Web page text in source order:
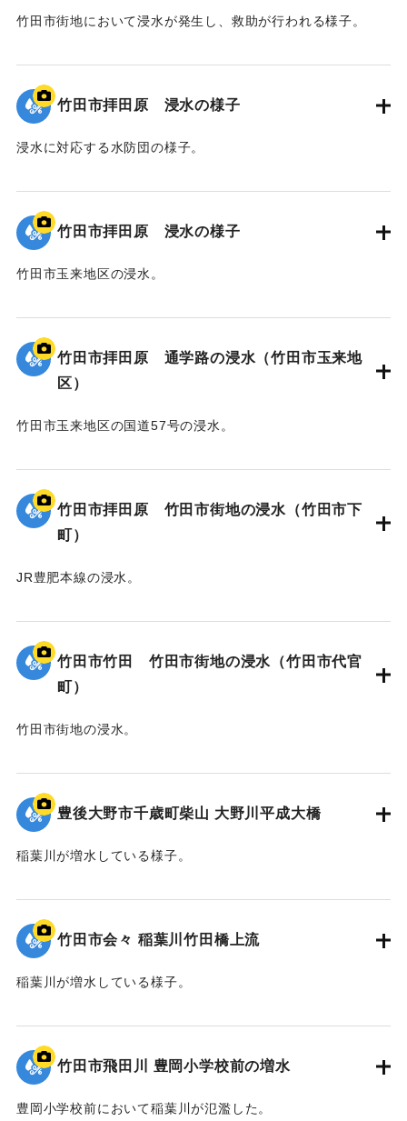
竹田市街地において浸水が発生し、救助が行われる様子。
｜固有コード:00990074
竹田市拝田原 浸水の様子
浸水に対応する水防団の様子。
｜固有コード:00990073
竹田市拝田原 浸水の様子
竹田市玉来地区の浸水。
｜固有コード:00990072
竹田市拝田原 通学路の浸水（竹田市玉来地
区）
竹田市玉来地区の国道57号の浸水。
｜固有コード:00990071
竹田市拝田原 竹田市街地の浸水（竹田市下
町）
JR豊肥本線の浸水。
｜固有コード:00990070
竹田市竹田 竹田市街地の浸水（竹田市代官
町）
竹田市街地の浸水。
｜固有コード:00990069
豊後大野市千歳町柴山 大野川平成大橋
稲葉川が増水している様子。
｜固有コード:00990068
竹田市会々 稲葉川竹田橋上流
稲葉川が増水している様子。
｜固有コード:00990067
竹田市飛田川 豊岡小学校前の増水
豊岡小学校前において稲葉川が氾濫した。